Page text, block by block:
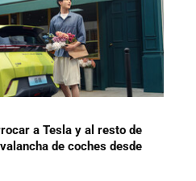
a Tesla y al resto de
de coches desde